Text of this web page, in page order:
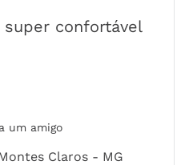
super confortável
um amigo
Claros - MG